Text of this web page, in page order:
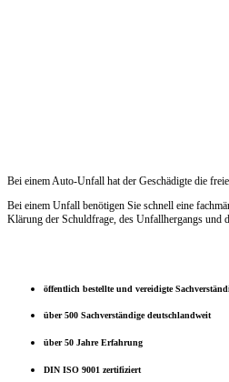
Bei einem Auto-Unfall hat der Geschädigte die
Bei einem Unfall benötigen Sie schnell eine
Klärung der Schuldfrage, des Unfallhergangs und
öffentlich bestellte und vereidigte
über 500 Sachverständige deutschlandweit
über 50 Jahre Erfahrung
DIN ISO 9001 zertifiziert